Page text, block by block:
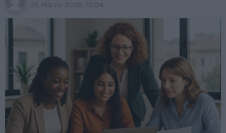
25 Marzo 2026, 12:04